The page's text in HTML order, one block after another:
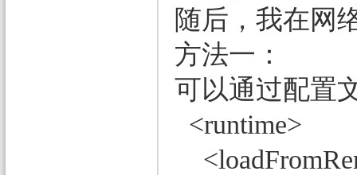
随后，我在网
方法一：
可以通过配置
<runtime>